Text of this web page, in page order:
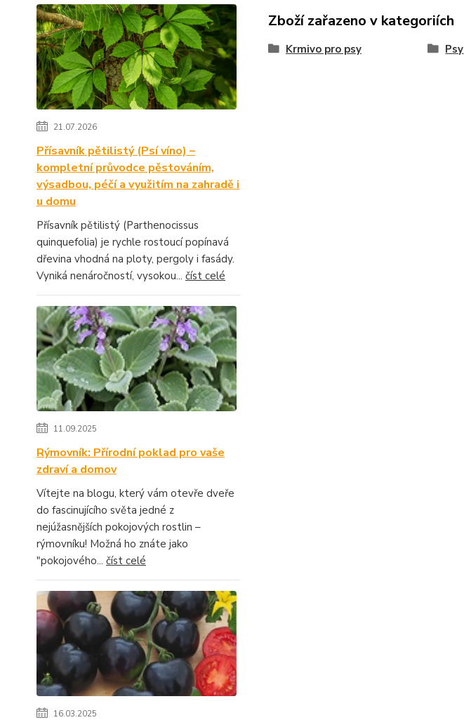
21.07.2026
Přísavník pětilistý (Psí víno) –
kompletní průvodce pěstováním,
výsadbou, péčí a využitím na zahradě i
u domu
Přísavník pětilistý (Parthenocissus
quinquefolia) je rychle rostoucí popínavá
dřevina vhodná na ploty, pergoly i fasády.
Vyniká nenáročností, vysokou... číst celé
11.09.2025
Rýmovník: Přírodní poklad pro vaše
zdraví a domov
Vítejte na blogu, který vám otevře dveře
do fascinujícího světa jedné z
nejúžasnějších pokojových rostlin –
rýmovníku! Možná ho znáte jako
"pokojového... číst celé
16.03.2025
Zboží zařazeno v kategoriích
Krmivo pro psy Psy